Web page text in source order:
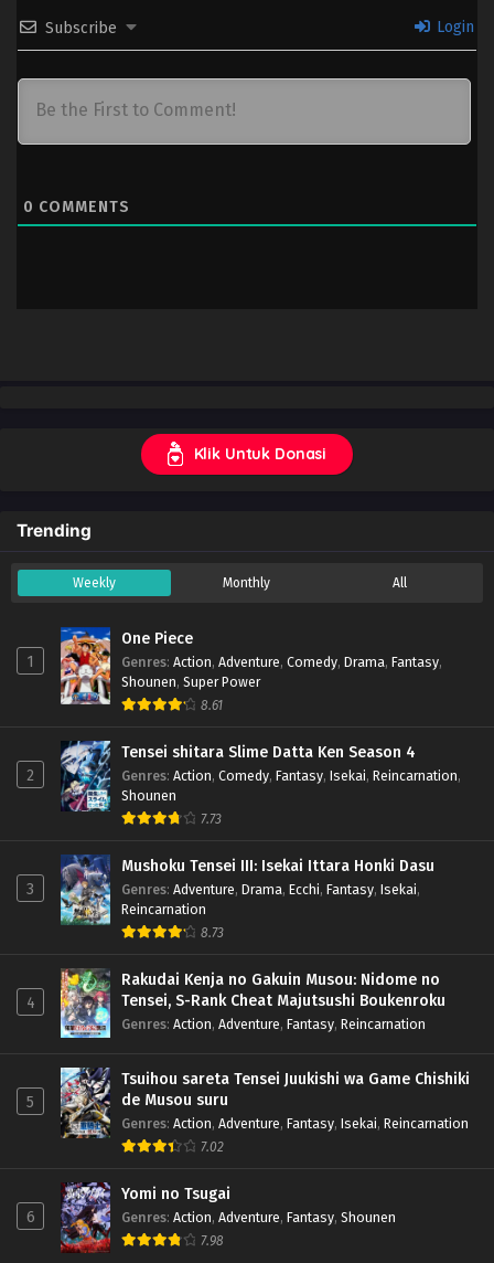
Subscribe Login
0 COMMENTS
Klik Untuk Donasi
Trending
Weekly Monthly All
1
One Piece
Genres: Action, Adventure, Comedy, Drama, Fantasy,
Shounen, Super Power
8.61
2
Tensei shitara Slime Datta Ken Season 4
Genres: Action, Comedy, Fantasy, Isekai, Reincarnation,
Shounen
7.73
3
Mushoku Tensei III: Isekai Ittara Honki Dasu
Genres: Adventure, Drama, Ecchi, Fantasy, Isekai,
Reincarnation
8.73
4
Rakudai Kenja no Gakuin Musou: Nidome no
Tensei, S-Rank Cheat Majutsushi Boukenroku
Genres: Action, Adventure, Fantasy, Reincarnation
5
Tsuihou sareta Tensei Juukishi wa Game Chishiki
de Musou suru
Genres: Action, Adventure, Fantasy, Isekai, Reincarnation
7.02
6
Yomi no Tsugai
Genres: Action, Adventure, Fantasy, Shounen
7.98